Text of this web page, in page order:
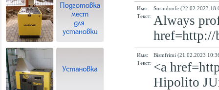
Имя:
Sormdoofe (22.02.2023
Текст: Always
href=http://
Имя:
Bismfrimi (21.02.2023
Текст: <a
Hipolito